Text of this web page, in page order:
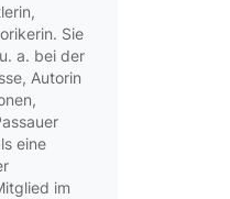
Sie
a. bei der
Autorin
eine
im